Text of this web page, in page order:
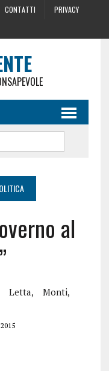
CONTATTI
PRIVACY
al
Letta,
Monti,